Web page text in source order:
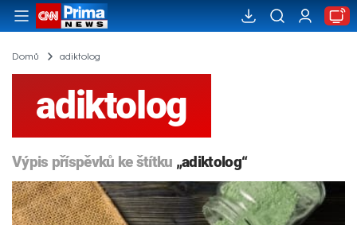
Domů adiktolog
adiktolog
Výpis příspěvků ke štítku „adiktolog“